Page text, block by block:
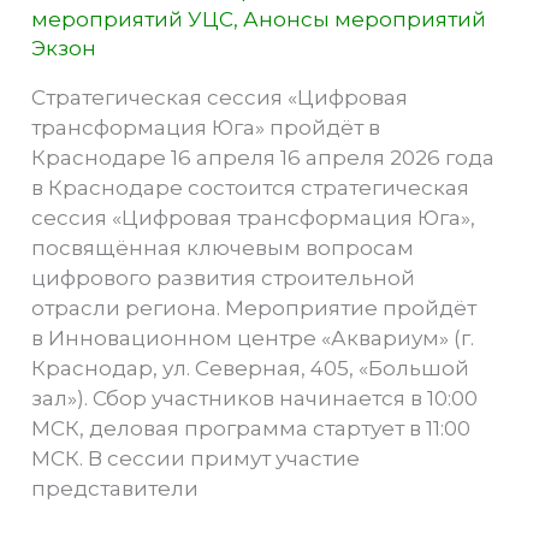
мероприятий УЦС,Анонсы мероприятий
Экзон
Стратегическая сессия «Цифровая
трансформация Юга» пройдёт в
Краснодаре 16 апреля 16 апреля 2026 года
в Краснодаре состоится стратегическая
сессия «Цифровая трансформация Юга»,
посвящённая ключевым вопросам
цифрового развития строительной
отрасли региона. Мероприятие пройдёт
в Инновационном центре «Аквариум» (г.
Краснодар, ул. Северная, 405, «Большой
зал»). Сбор участников начинается в 10:00
МСК, деловая программа стартует в 11:00
МСК. В сессии примут участие
представители